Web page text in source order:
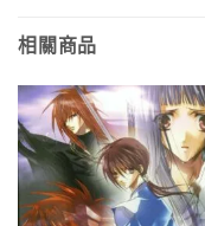
相關商品